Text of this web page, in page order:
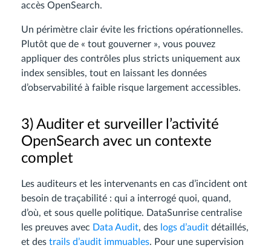
accès OpenSearch.
Un périmètre clair évite les frictions opérationnelles.
Plutôt que de « tout gouverner », vous pouvez
appliquer des contrôles plus stricts uniquement aux
index sensibles, tout en laissant les données
d’observabilité à faible risque largement accessibles.
3) Auditer et surveiller l’activité
OpenSearch avec un contexte
complet
Les auditeurs et les intervenants en cas d’incident ont
besoin de traçabilité : qui a interrogé quoi, quand,
d’où, et sous quelle politique. DataSunrise centralise
les preuves avec Data Audit, des logs d’audit détaillés,
et des trails d’audit immuables. Pour une supervision